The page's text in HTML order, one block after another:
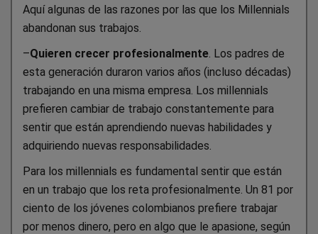
Aquí algunas de las razones por las que los Millennials
abandonan sus trabajos.
–Quieren crecer profesionalmente . Los padres de
esta generación duraron varios años (incluso décadas)
trabajando en una misma empresa. Los millennials
prefieren cambiar de trabajo constantemente para
sentir que están aprendiendo nuevas habilidades y
adquiriendo nuevas responsabilidades.
Para los millennials es fundamental sentir que están
en un trabajo que los reta profesionalmente. Un 81 por
ciento de los jóvenes colombianos prefiere trabajar
por menos dinero, pero en algo que le apasione, según